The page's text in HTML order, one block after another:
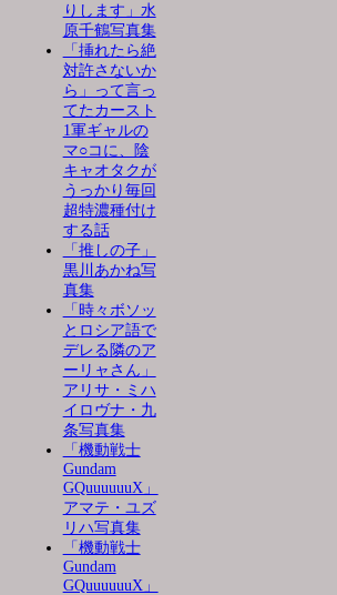
りします」水
原千鶴写真集
「挿れたら絶
対許さないか
ら」って言っ
てたカースト
1軍ギャルの
マ○コに、陰
キャオタクが
うっかり毎回
超特濃種付け
する話
「推しの子」
黒川あかね写
真集
「時々ボソッ
とロシア語で
デレる隣のア
ーリャさん」
アリサ・ミハ
イロヴナ・九
条写真集
「機動戦士
Gundam
GQuuuuuuX」
アマテ・ユズ
リハ写真集
「機動戦士
Gundam
GQuuuuuuX」